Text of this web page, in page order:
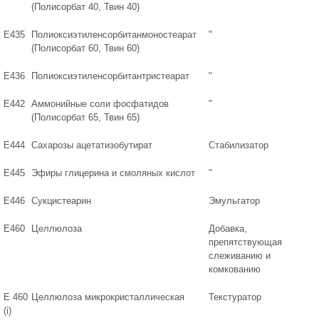
(Полисорбат 40, Твин 40)
Е435
Полиоксиэтиленсорбитанмоностеарат
(Полисорбат 60, Твин 60)
"
Е436 Полиоксиэтиленсорбитантристеарат "
Е442 Аммонийные соли фосфатидов
(Полисорбат 65, Твин 65)
"
Е444 Сахарозы ацетатизобутират Стабилизатор
Е445 Эфиры глицерина и смоляных кислот "
Е446 Сукцистеарин Эмульгатор
Е460 Целлюлоза
Добавка,
препятствующая
слеживанию и
комкованию
Е 460
(i)
Целлюлоза микрокристаллическая Текстуратор